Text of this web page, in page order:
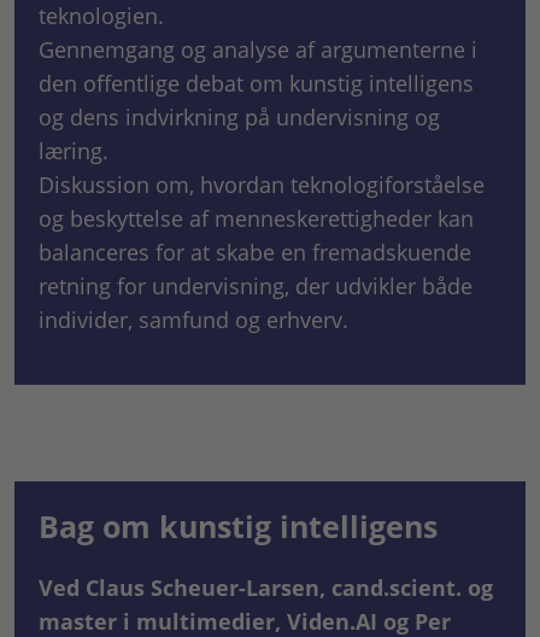
teknologien.
Gennemgang og analyse af argumenterne i
den offentlige debat om kunstig intelligens
og dens indvirkning på undervisning og
læring.
Diskussion om, hvordan teknologiforståelse
og beskyttelse af menneskerettigheder kan
balanceres for at skabe en fremadskuende
retning for undervisning, der udvikler både
individer, samfund og erhverv.
Bag om kunstig intelligens
Ved Claus Scheuer-Larsen, cand.scient. og
master i multimedier, Viden.AI og Per